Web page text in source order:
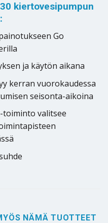
kiertovesipumpun
Go
ja käytön aikana
kerran vuorokaudessa
seisonta-aikoina
toiminto valitsee
NÄMÄ TUOTTEET